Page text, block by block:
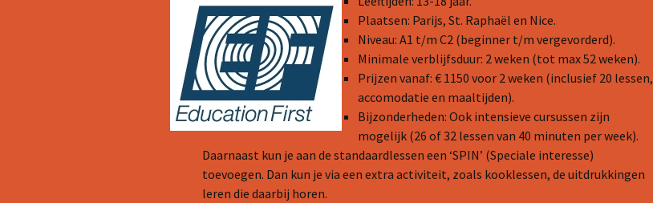
Plaatsen: Parijs, St. Raphaël en Nice.
Niveau: A1 t/m C2 (beginner t/m vergevorderd).
Minimale verblijfsduur: 2 weken (tot max 52 weken).
Prijzen vanaf: € 1150 voor 2 weken (inclusief 20 lessen,
accomodatie en maaltijden).
Bijzonderheden: Ook intensieve cursussen zijn
mogelijk (26 of 32 lessen van 40 minuten per week).
Daarnaast kun je aan de standaardlessen een ‘SPIN’ (Speciale interesse)
toevoegen. Dan kun je via een extra activiteit, zoals kooklessen, de uitdrukkingen
leren die daarbij horen.